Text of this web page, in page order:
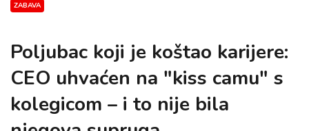
ZABAVA
Poljubac koji je koštao karijere:
CEO uhvaćen na "kiss camu" s
kolegicom – i to nije bila